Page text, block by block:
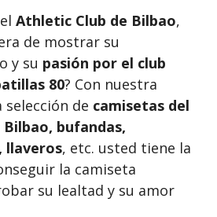
Athletic Club de Bilbao,
de mostrar su
y su pasión por el club
80? Con nuestra
selección de camisetas del
bufandas,
llaveros, etc. usted tiene la
la camiseta
su lealtad y su amor